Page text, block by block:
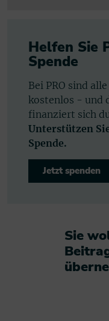
Helfen Sie
Spende
Bei PRO sind
kostenlos - und
finanziert sich
Unterstützen
Spende.
Jetzt spenden
Sie